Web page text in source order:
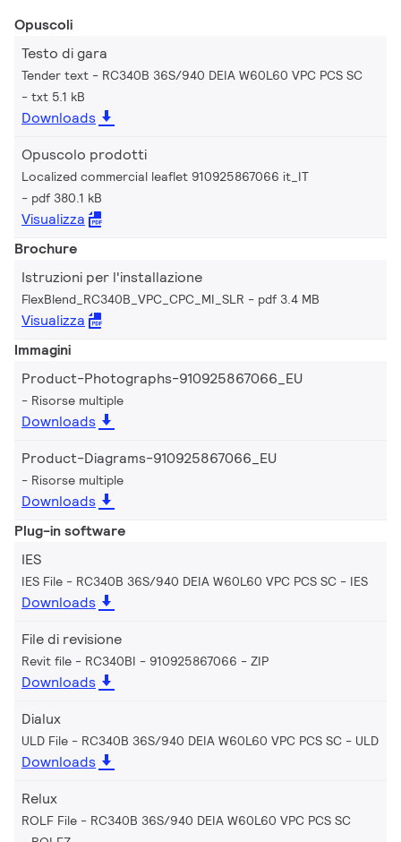
Opuscoli
Testo di gara
Tender text - RC340B 36S/940 DEIA W60L60 VPC PCS SC
txt 5.1 kB
Downloads
Opuscolo prodotti
Localized commercial leaflet 910925867066 it_IT
pdf 380.1 kB
Visualizza
Brochure
Istruzioni per l'installazione
FlexBlend_RC340B_VPC_CPC_MI_SLR pdf 3.4 MB
Visualizza
Immagini
Product-Photographs-910925867066_EU
Risorse multiple
Downloads
Product-Diagrams-910925867066_EU
Risorse multiple
Downloads
Plug-in software
IES
IES File - RC340B 36S/940 DEIA W60L60 VPC PCS SC IES
Downloads
File di revisione
Revit file - RC340BI - 910925867066 ZIP
Downloads
Dialux
ULD File - RC340B 36S/940 DEIA W60L60 VPC PCS SC ULD
Downloads
Relux
ROLF File - RC340B 36S/940 DEIA W60L60 VPC PCS SC